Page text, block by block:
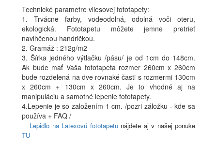
Technické parametre vliesovej fototapety:
1. Trvácne farby, vodeodolná, odolná voči oteru,
ekologická. Fototapetu môžete jemne pretrieť
navlhčenou handričkou.
2. Gramáž : 212g/m2
3. Šírka jedného výtlačku /pásu/ je od 1cm do 148cm.
Ak bude mať Vaša fototapeta rozmer 260cm x 260cm
bude rozdelená na dve rovnaké časti s rozmermi 130cm
x 260cm + 130cm x 260cm. Je to vhodné aj na
manipuláciu a samotné lepenie fototapety.
4.Lepenie je so založením 1 cm. /pozri záložku - kde sa
používa + FAQ /
Lepidlo na Latexovú fototapetunájdete aj v našej ponuke
TU